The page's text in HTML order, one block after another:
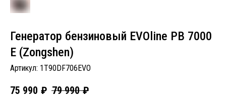
Генератор бензиновый EVOline PB 7000
E (Zongshen)
Артикул: 1T90DF706EVO
75 990 ₽ 79 990 ₽